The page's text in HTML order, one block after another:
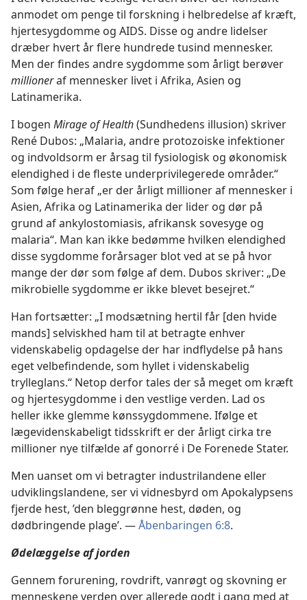
anmodet om penge til forskning i helbredelse af kræft,
hjertesygdomme og AIDS. Disse og andre lidelser
dræber hvert år flere hundrede tusind mennesker.
Men der findes andre sygdomme som årligt berøver
millioneraf mennesker livet i Afrika, Asien og
Latinamerika.
I bogen Mirage of Health(Sundhedens illusion) skriver
René Dubos: „Malaria, andre protozoiske infektioner
og indvoldsorm er årsag til fysiologisk og økonomisk
elendighed i de fleste underprivilegerede områder.“
Som følge heraf „er der årligt millioner af mennesker i
Asien, Afrika og Latinamerika der lider og dør på
grund af ankylostomiasis, afrikansk sovesyge og
malaria“. Man kan ikke bedømme hvilken elendighed
disse sygdomme forårsager blot ved at se på hvor
mange der dør som følge af dem. Dubos skriver: „De
mikrobielle sygdomme er ikke blevet besejret.“
Han fortsætter: „I modsætning hertil får [den hvide
mands] selviskhed ham til at betragte enhver
videnskabelig opdagelse der har indflydelse på hans
eget velbefindende, som hyllet i videnskabelig
trylleglans.“ Netop derfor tales der så meget om kræft
og hjertesygdomme i den vestlige verden. Lad os
heller ikke glemme kønssygdommene. Ifølge et
lægevidenskabeligt tidsskrift er der årligt cirka tre
millioner nye tilfælde af gonorré i De Forenede Stater.
Men uanset om vi betragter industrilandene eller
udviklingslandene, ser vi vidnesbyrd om Apokalypsens
fjerde hest, ’den bleggrønne hest, døden, og
dødbringende plage’. —Åbenbaringen 6:8.
Ødelæggelse af jorden
Gennem forurening, rovdrift, vanrøgt og skovning er
menneskene verden over allerede godt i gang med at